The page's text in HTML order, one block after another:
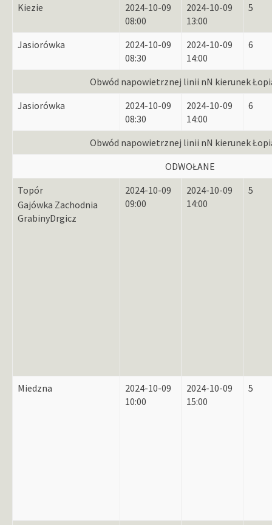
Kiezie
2024-10-09
08:00
2024-10-09
13:00
5
Jasiorówka
2024-10-09
08:30
2024-10-09
14:00
6
Obwód napowietrznej linii nN kierunek
Jasiorówka
2024-10-09
08:30
2024-10-09
14:00
6
Obwód napowietrznej linii nN kierunek
ODWOŁANE
Topór
Gajówka Zachodnia
GrabinyDrgicz
2024-10-09
09:00
2024-10-09
14:00
5
Miedzna
2024-10-09
10:00
2024-10-09
15:00
5